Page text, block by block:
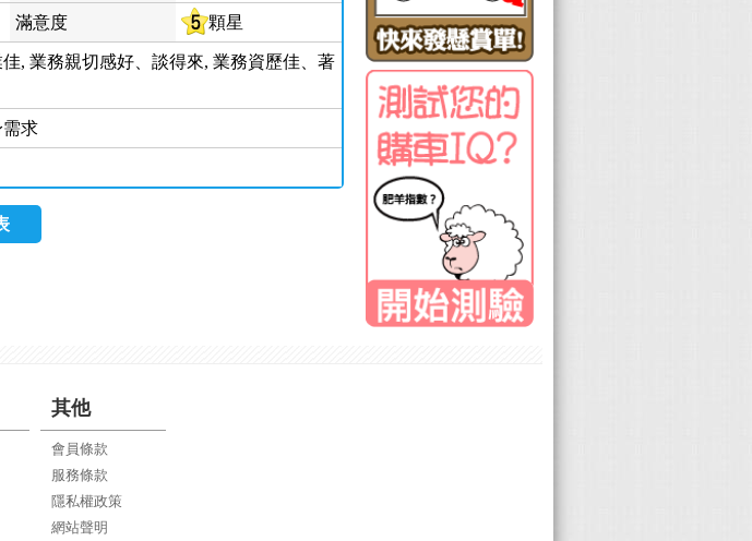
滿意度 顆星
, 業務親切感好、談得來, 業務資歷佳、著
求
其他
會員條款
服務條款
隱私權政策
網站聲明